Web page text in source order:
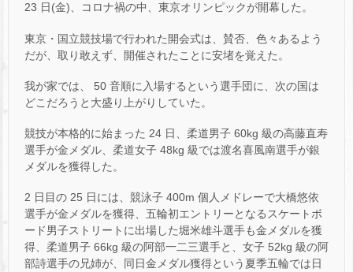
23 日(金)、コロナ禍の中、東京オリンピックが開幕した。
東京・国立競技場で行われた開会式は、賛否、色々あるよう
だが、取り敢えず、開催されたことに安堵を覚えた。
我が家では、 50 音順に入場するという選手団に、次の国は
どこだろうと大盛り上がりしていた。
競技が本格的に始まった 24 日、柔道男子 60kg 級の高藤直寿
選手が金メダル、柔道女子 48kg 級では渡名喜風南選手が銀
メダルを獲得した。
2 日目の 25 日には、競泳子 400m 個人メドレーで大橋悠依
選手が金メダルを獲得、五輪初エントリーとなるスケートボ
ード男子ストリートに出場した堀米雄斗選手も金メダルを獲
得、柔道男子 66kg 級の阿部一二三選手と、女子 52kg 級の阿
部詩選手の兄姉が、同日金メダル獲得という夏季五輪では日